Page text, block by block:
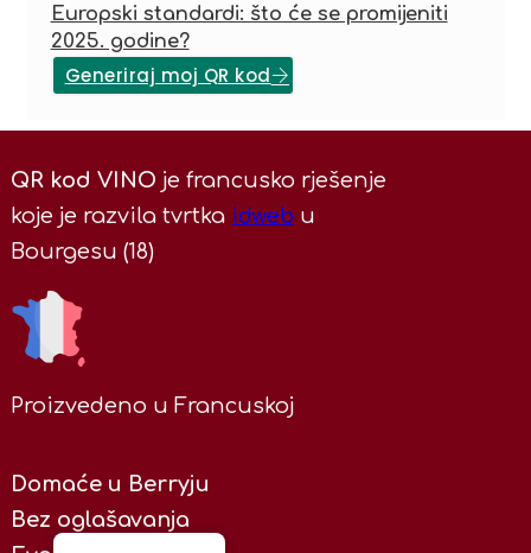
Europski standardi: što će se promijeniti
2025. godine?
Generiraj moj QR kod
QR kod VINO je francusko rješenje
koje je razvila tvrtka idweb u
Bourgesu (18)
Proizvedeno u Francuskoj
Domaće u Berryju
Bez oglašavanja